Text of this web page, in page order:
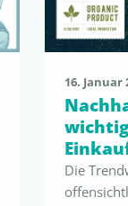
16. Januar
Die